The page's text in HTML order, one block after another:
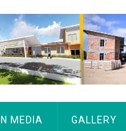
IN MEDIA GALLERY